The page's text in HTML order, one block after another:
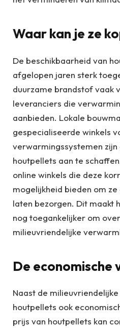
Waar kan je ze
De beschikbaarheid van
afgelopen jaren sterk
duurzame brandstof vaak
leveranciers die
aanbieden. Lokale
gespecialiseerde winkels
verwarmingssystemen zijn
houtpellets aan te
online winkels die deze
mogelijkheid bieden om
laten bezorgen. Dit maakt
nog toegankelijker om
milieuvriendelijke
De economische
Naast de
houtpellets ook
prijs van houtpellets kan